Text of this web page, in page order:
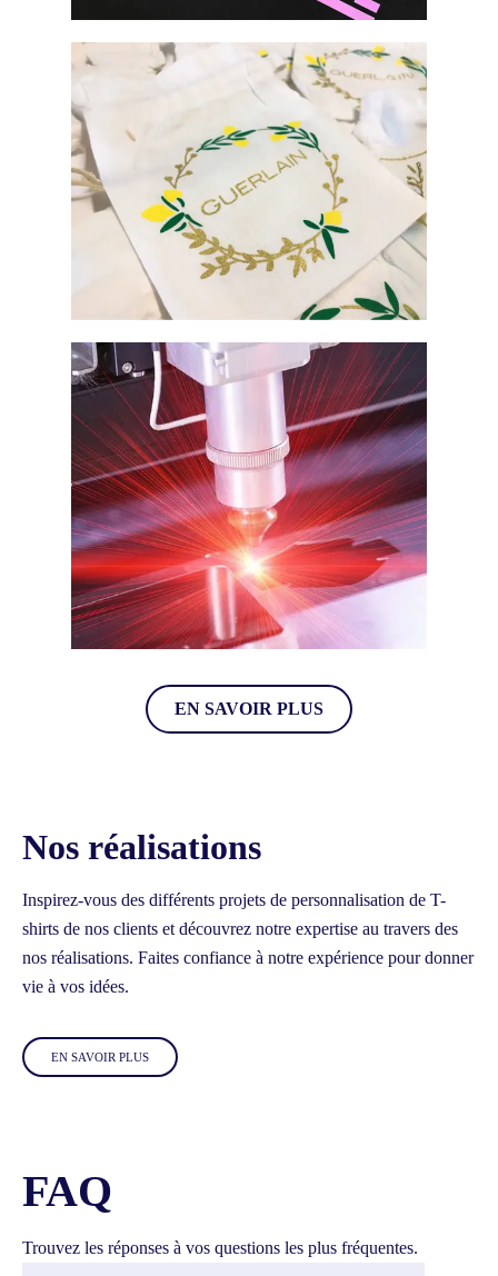
IMPRESSION NUMÉRIQUE
FLOCAGE & FLEX
GRAVURE
EN SAVOIR PLUS
Nos réalisations
Inspirez-vous des différents projets de personnalisation de T-
shirts de nos clients et découvrez notre expertise au travers des
nos réalisations. Faites confiance à notre expérience pour donner
vie à vos idées.
EN SAVOIR PLUS
FAQ
Trouvez les réponses à vos questions les plus fréquentes.